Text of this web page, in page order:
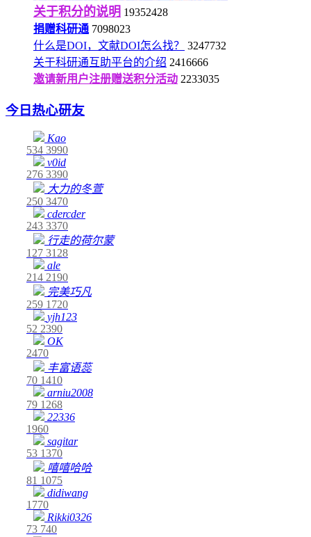
关于积分的说明 19352428
捐赠科研通 7098023
什么是DOI，文献DOI怎么找？
3247732
关于科研通互助平台的介绍 2416666
邀请新用户注册赠送积分活动 2233035
今日热心研友
Kao
534 3990
v0id
276 3390
大力的冬萱
250 3470
cdercder
243 3370
行走的荷尔蒙
127 3128
ale
214 2190
完美巧凡
259 1720
yjh123
52 2390
OK
2470
丰富语蕊
70 1410
arniu2008
79 1268
22336
1960
sagitar
53 1370
嘻嘻哈哈
81 1075
didiwang
1770
Rikki0326
73 740